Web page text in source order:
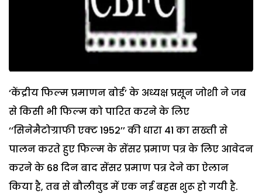
‘केंद्रीय फिल्म प्रमाणन बोर्ड’ के अध्यक्ष प्रसून जोशी ने जब
से किसी भी फिल्म को पारित करने के लिए
‘‘सिनेमैटोग्राफी एक्ट 1952’’ की धारा 41 का सख्ती से
पालन करते हुए फिल्म के सेंसर प्रमाण पत्र के लिए आवेदन
करने के 68 दिन बाद सेंसर प्रमाण पत्र देने का ऐलान
किया है, तब से बौलीवुड में एक नई बहस शुरू हो गयी है.